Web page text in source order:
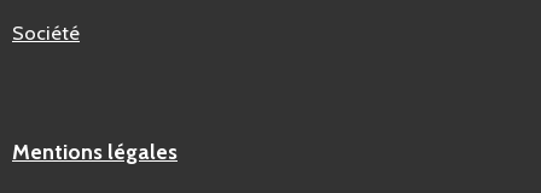
Société
Mentions légales